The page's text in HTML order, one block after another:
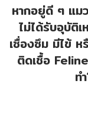
หากอยู่ดี ๆ แม
ไม่ได้รับอุบัติ
เซื่องซึม มีไข้
ติดเชื้อ
ท